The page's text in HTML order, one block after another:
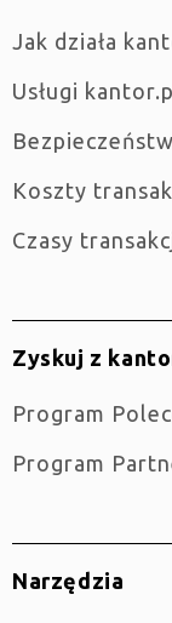
jak działa
Usługi
Koszty
Czasy
Zyskuj z
Program
Program
Narzędzia